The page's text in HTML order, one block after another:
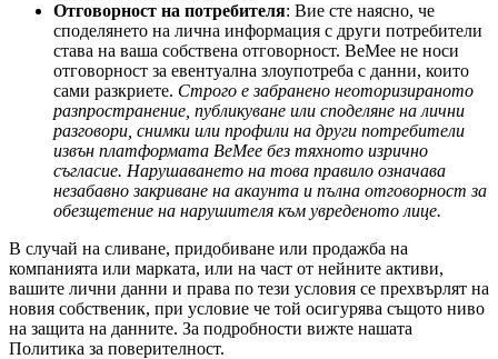
Отговорност на потребителя: Вие сте наясно, че
споделянето на лична информация с други потребители
става на ваша собствена отговорност. BeMee не носи
отговорност за евентуална злоупотреба с данни, които
сами разкриете. Строго е забранено неоторизираното
разпространение, публикуване или споделяне на лични
разговори, снимки или профили на други потребители
извън платформата BeMee без тяхното изрично
съгласие. Нарушаването на това правило означава
незабавно закриване на акаунта и пълна отговорност за
обезщетение на нарушителя към увреденото лице.
В случай на сливане, придобиване или продажба на
компанията или марката, или на част от нейните активи,
вашите лични данни и права по тези условия се прехвърлят на
новия собственик, при условие че той осигурява същото ниво
на защита на данните. За подробности вижте нашата
Политика за поверителност.